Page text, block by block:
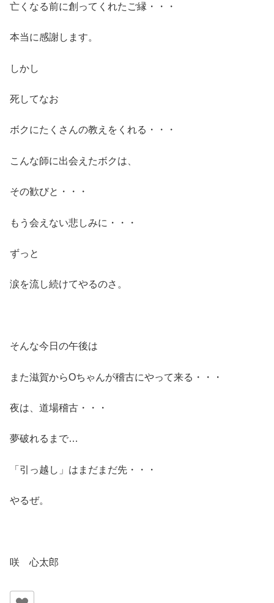
亡くなる前に創ってくれたご縁・・・
本当に感謝します。
しかし
死してなお
ボクにたくさんの教えをくれる・・・
こんな師に出会えたボクは、
その歓びと・・・
もう会えない悲しみに・・・
ずっと
涙を流し続けてやるのさ。
そんな今日の午後は
また滋賀からOちゃんが稽古にやって来る・・・
夜は、道場稽古・・・
夢破れるまで…
「引っ越し」はまだまだ先・・・
やるぜ。
咲 心太郎